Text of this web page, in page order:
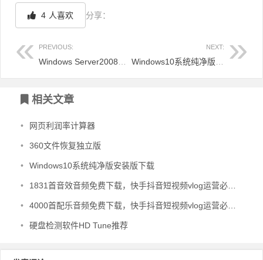
4 人喜欢 分享：
PREVIOUS:
Windows Server2008系统
NEXT:
Windows10系统纯净版安装版下载
文章导航
相关文章
• 网页利润率计算器
• 360文件恢复独立版
• Windows10系统纯净版安装版下载
• 1831首音效音频免费下载，快手抖音短视频vlog运营必备音效
• 4000首配乐音频免费下载，快手抖音短视频vlog运营必备音频
• 硬盘检测软件HD Tune推荐